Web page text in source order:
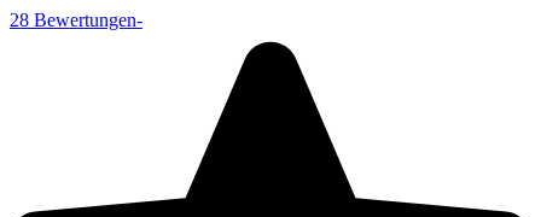
28 Bewertungen-